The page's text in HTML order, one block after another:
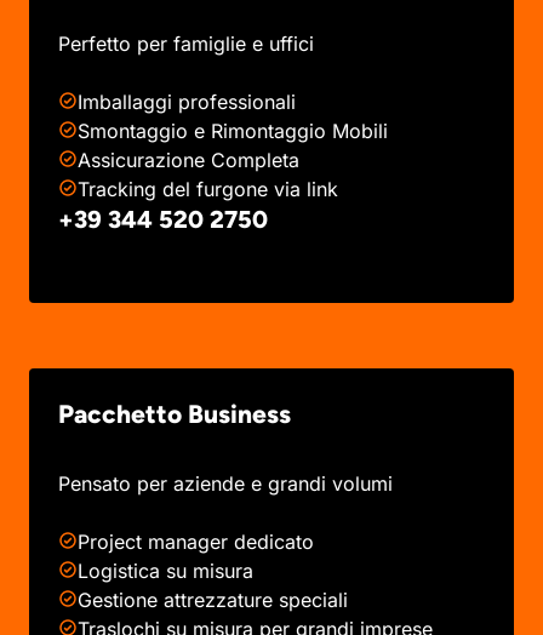
Perfetto per famiglie e uffici
Imballaggi professionali
Smontaggio e Rimontaggio Mobili
Assicurazione Completa
Tracking del furgone via link
+39 344 520 2750
Pacchetto Business
Pensato per aziende e grandi volumi
Project manager dedicato
Logistica su misura
Gestione attrezzature speciali
Traslochi su misura per grandi imprese